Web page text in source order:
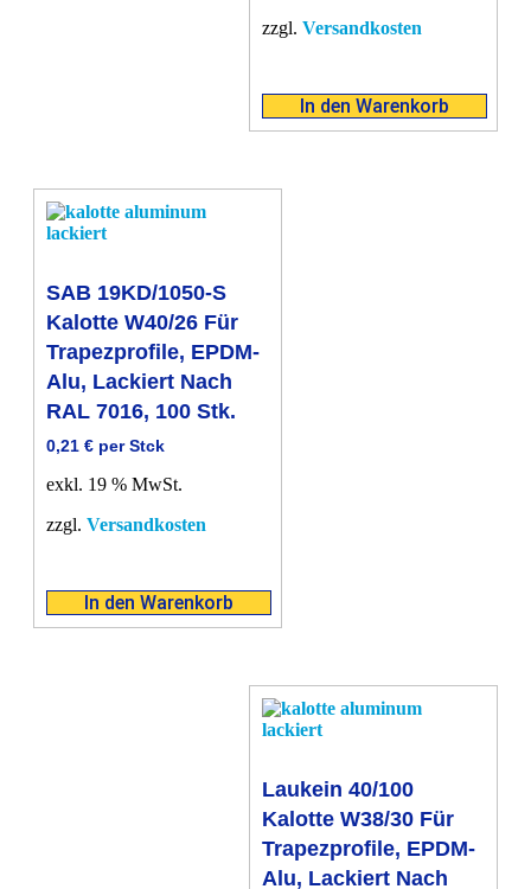
zzgl. Versandkosten
In den Warenkorb
SAB 19KD/1050-S
Kalotte W40/26 Für
Trapezprofile, EPDM-
Alu, Lackiert Nach
RAL 7016, 100 Stk.
0,21 € per Stck
exkl. 19 % MwSt.
zzgl. Versandkosten
In den Warenkorb
Laukein 40/100
Kalotte W38/30 Für
Trapezprofile, EPDM-
Alu, Lackiert Nach